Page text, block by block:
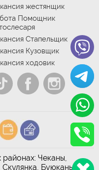
жестянщик
Помощник
Стапельщик
Кузовщик
ходовик
Чеканы,
Буюканы